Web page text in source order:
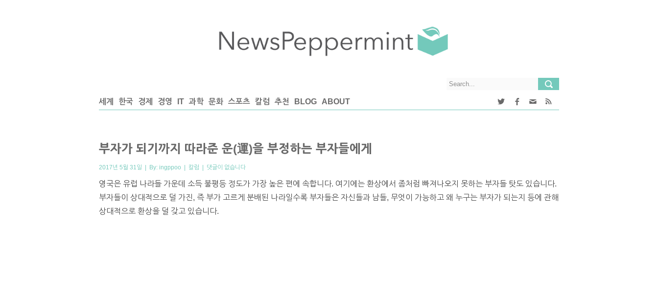
세계 한국 경제 경영 IT 과학 문화 스포츠 칼럼 추천 BLOG ABOUT
부자가 되기까지 따라준 운(運)을 부정하는 부자들에게
2017년 5월 31일 | By: ingppoo | 칼럼 | 댓글이 없습니다
영국은 유럽 나라들 가운데 소득 불평등 정도가 가장 높은 편에 속합니다. 여기에는 환상에서 좀처럼 빠져나오지 못하는 부자들 탓도 있습니다.
부자들이 상대적으로 덜 가진, 즉 부가 고르게 분배된 나라일수록 부자들은 자신들과 남들, 무엇이 가능하고 왜 누구는 부자가 되는지 등에 관해
상대적으로 환상을 덜 갖고 있습니다.